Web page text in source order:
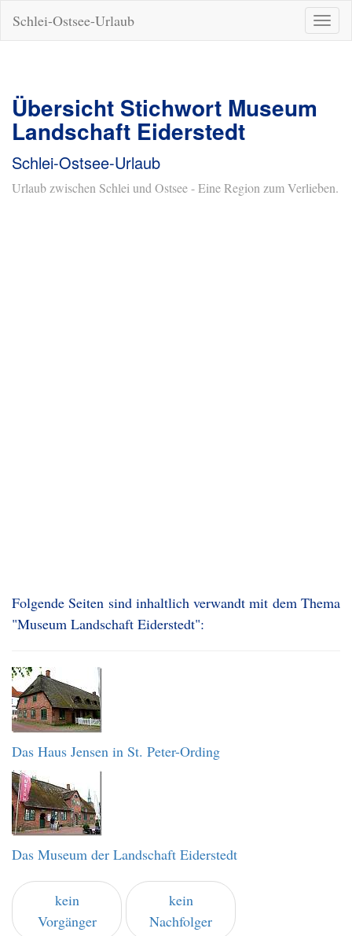
ein-/
Schlei-Ostsee-Urlaub
Übersicht Stichwort Museum
Landschaft Eiderstedt
Schlei-Ostsee-Urlaub
Urlaub zwischen Schlei und Ostsee - Eine Region zum Verlieben.
Folgende Seiten sind inhaltlich verwandt mit dem Thema
"Museum Landschaft Eiderstedt":
Das Haus Jensen in St. Peter-Ording
Das Museum der Landschaft Eiderstedt
kein
Vorgänger
kein
Nachfolger